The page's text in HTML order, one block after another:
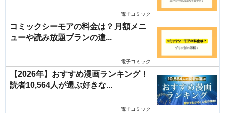
電子コミック
コミックシーモアの料金は？月額メニ
ューや読み放題プランの違...
電子コミック
【2026年】おすすめ漫画ランキング！
読者10,564人が選ぶ好きな...
電子コミック